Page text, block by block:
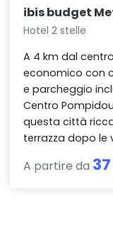
ibis budget
Hotel 2 stelle
A 4 km dal
economico con
e parcheggio
Centro
questa città
terrazza dopo le
A partire da 37